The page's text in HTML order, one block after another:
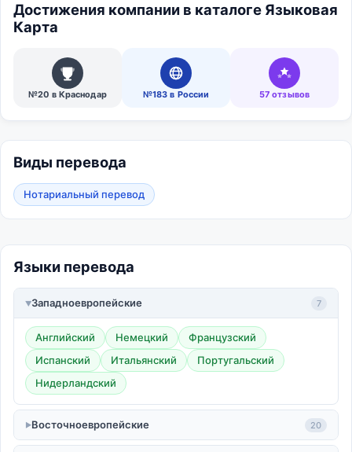
Достижения компании в каталоге Языковая
Карта
№20 в Краснодар №183 в России 57 отзывов
Виды перевода
Нотариальный перевод
Языки перевода
Западноевропейские 7
Английский Немецкий
Французский
Испанский
Итальянский
Португальский
Нидерландский
Восточноевропейские 20